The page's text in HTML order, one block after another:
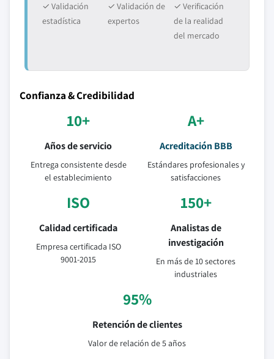
✓ Validación
estadística
✓ Validación de
expertos
✓ Verificación
de la realidad
del mercado
Confianza & Credibilidad
10+
Años de servicio
Entrega consistente desde
el establecimiento
A+
Acreditación BBB
Estándares profesionales y
satisfacciones
ISO
Calidad certificada
Empresa certificada ISO
9001-2015
150+
Analistas de
investigación
En más de 10 sectores
industriales
95%
Retención de clientes
Valor de relación de 5 años